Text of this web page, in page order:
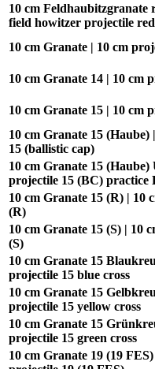
10 cm Feldhaubitzgranate
field howitzer projectile
10 cm Granate | 10 cm
10 cm Granate 14 | 10 cm
10 cm Granate 15 | 10 cm
10 cm Granate 15 (Haube)
15 (ballistic cap)
10 cm Granate 15 (Haube)
projectile 15 (BC) practice
10 cm Granate 15 (R) | 10
(R)
10 cm Granate 15 (S) | 10
(S)
10 cm Granate 15
projectile 15 blue cross
10 cm Granate 15
projectile 15 yellow cross
10 cm Granate 15
projectile 15 green cross
10 cm Granate 19 (19